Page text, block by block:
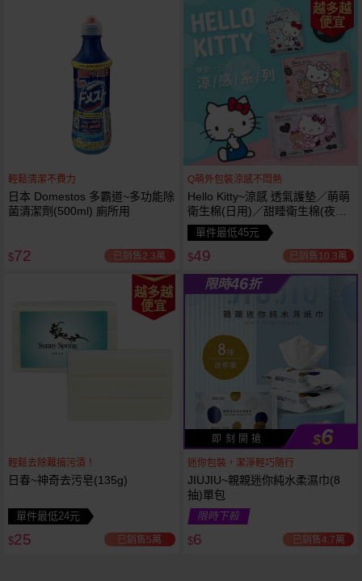
輕鬆清潔不費力
日本 Domestos 多霸道~多功能除
菌清潔劑(500ml) 廁所用
$72 已銷售2.3萬
越多越
便宜
Q萌外包裝涼感不悶熱
Hello Kitty~涼感 透氣護墊／萌萌
衛生棉(日用)／甜睡衛生棉(夜用
特長)1包入 款式可選
單件最低45元
$49 已銷售10.3萬
越多越
便宜
輕鬆去除難搞污漬！
日春~神奇去污皂(135g)
單件最低24元
$25 已銷售5萬
限時46折
即 刻 開 搶 $6
迷你包裝，潔淨輕巧隨行
JIUJIU~親親迷你純水柔濕巾(8
抽)單包
限時下殺
$6 已銷售4.7萬